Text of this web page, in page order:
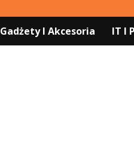
Gadżety I Akcesoria IT I